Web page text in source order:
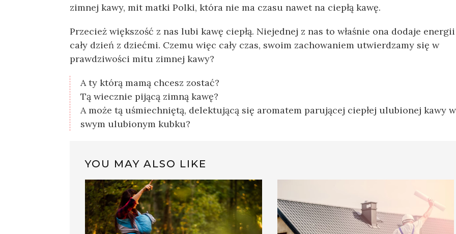
zimnej kawy, mit matki Polki, która nie ma czasu nawet na ciepłą kawę.
Przecież większość z nas lubi kawę ciepłą. Niejednej z nas to właśnie ona dodaje
cały dzień z dziećmi. Czemu więc cały czas, swoim zachowaniem utwierdzamy się w
prawdziwości mitu zimnej kawy?
A ty którą mamą chcesz zostać?
Tą wiecznie pijącą zimną kawę?
A może tą uśmiechniętą, delektującą się aromatem parującej ciepłej ulubionej kawy w
swym ulubionym kubku?
YOU MAY ALSO LIKE